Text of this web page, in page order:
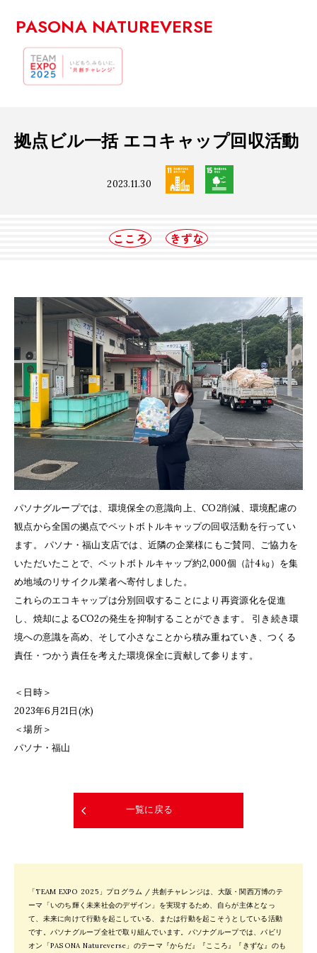
PASONA NATUREVERSE
2023.11.30
拠点ビル一括 エコキャップ回収活動
こころ きずな
パソナグループでは、環境保全の意識向上、CO2削減、環境配慮の
観点から全国の拠点でペットボトルキャップの回収活動を行ってい
ます。 パソナ・福山支店では、近隣の企業様にもご賛同、ご協力を
いただいたことで、ペットボトルキャップ約2,000個（計4㎏）を集
め地域のリサイクル業者へ寄付しました。
これらのエコキャップは分別回収することにより再資源化を促進
し、焼却によるCO2の発生を抑制することができます。 引き続き環
境への意識を高め、そして小さなことから積み重ねていき、つくる
責任・つかう責任を考えた環境保全に貢献して参ります。
＜日時＞
2023年6月21日(水)
＜場所＞
パソナ・福山
一覧に戻る
「TEAM EXPO 2025」プログラム / 共創チャレンジは、大阪・関西万博のテ
ーマ「いのち輝く未来社会のデザイン」を実現するため、自らが主体となっ
て、未来に向けて行動を起こしている、または行動を起こそうとしている活動
です。パソナグループ全社で取り組んでいます。パソナグループでは、パビリ
オン「PASONA Natureverse」のテーマ『からだ』『こころ』『きずな』のも